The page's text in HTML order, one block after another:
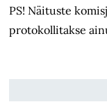
PS! Näituste
protokollitakse